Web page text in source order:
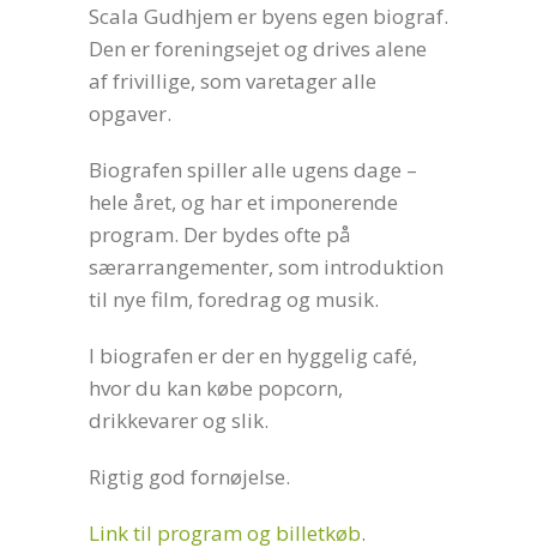
Scala Gudhjem er byens egen biograf.
Den er foreningsejet og drives alene
af frivillige, som varetager alle
opgaver.
Biografen spiller alle ugens dage –
hele året, og har et imponerende
program. Der bydes ofte på
særarrangementer, som introduktion
til nye film, foredrag og musik.
I biografen er der en hyggelig café,
hvor du kan købe popcorn,
drikkevarer og slik.
Rigtig god fornøjelse.
Link til program og billetkøb.